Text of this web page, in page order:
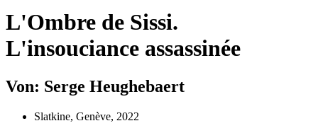
L'Ombre de Sissi.
L'insouciance assassinée
Von: Serge Heughebaert
Slatkine, Genève, 2022